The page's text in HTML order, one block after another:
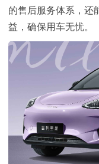
的售后服务体系，还
益，确保用车无忧。